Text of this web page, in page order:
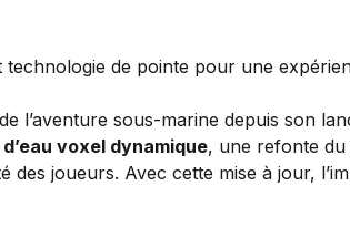
l’aventure sous-marine depuis son
voxel dynamique, une refonte du
joueurs. Avec cette mise à jour,